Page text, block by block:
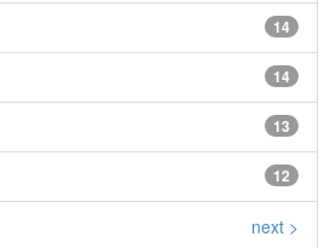
14
14
13
12
next >